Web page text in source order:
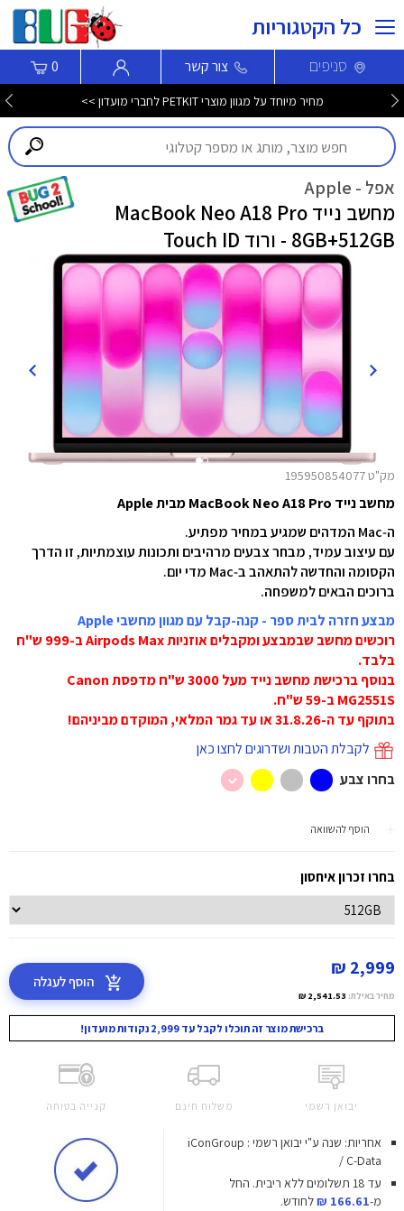
כל הקטגוריות
סניפים צור קשר 0
מחיר מיוחד על מגוון מוצרי PETKIT לחברי מועדון >>
אפל - Apple
מחשב נייד MacBook Neo A18 Pro
8GB+512GB - ורוד Touch ID
מק"ט 195950854077
מחשב נייד MacBook Neo A18 Pro מבית Apple
ה‑Mac המדהים שמגיע במחיר מפתיע.
עם עיצוב עמיד, מבחר צבעים מרהיבים ותכונות עוצמתיות, זו הדרך
הקסומה והחדשה להתאהב ב‑Mac מדי יום.
ברוכים הבאים למשפחה.
מבצע חזרה לבית ספר - קנה-קבל עם מגוון מחשבי Apple
רוכשים מחשב שבמבצע ומקבלים אוזניות Airpods Max ב-999 ש"ח
בלבד.
בנוסף ברכישת מחשב נייד מעל 3000 ש"ח מדפסת Canon
MG2551S ב-59 ש"ח.
בתוקף עד ה-31.8.26 או עד גמר המלאי, המוקדם מביניהם!
לקבלת הטבות ושדרוגים לחצו כאן
בחרו צבע
הוסף להשוואה
בחרו זכרון איחסון
2,999 ₪
מחיר באילת: 2,541.53 ₪
הוסף לעגלה
ברכישת מוצר זה תוכלו לקבל עד 2,999 נקודות מועדון!
יבואן רשמי משלוח חינם קנייה בטוחה
אחריות: שנה ע"י יבואן רשמי : iConGroup
/ C-Data
עד 18 תשלומים ללא ריבית.
החל
מ-166.61 ₪
לחודש.